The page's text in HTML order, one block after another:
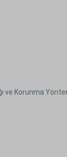
ve Korunma